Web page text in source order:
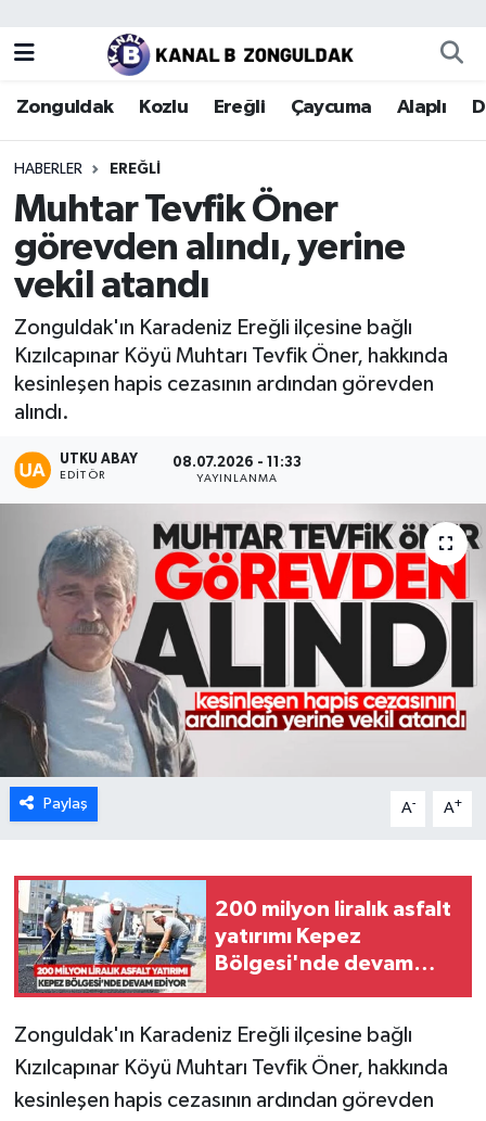
Zonguldak Kozlu Ereğli Çaycuma Alaplı
HABERLER EREĞLI
Muhtar Tevfik Öner
görevden alındı, yerine
vekil atandı
Zonguldak'ın Karadeniz Ereğli ilçesine bağlı
Kızılcapınar Köyü Muhtarı Tevfik Öner, hakkında
kesinleşen hapis cezasının ardından görevden
alındı.
UTKU ABAY
EDITÖR
08.07.2026 - 11:33
YAYINLANMA
Paylaş A- A+
200 milyon liralık asfalt
yatırımı Kepez
Bölgesi'nde devam
Zonguldak'ın Karadeniz Ereğli ilçesine bağlı
Kızılcapınar Köyü Muhtarı Tevfik Öner, hakkında
kesinleşen hapis cezasının ardından görevden
Zonguldak
Kozlu
Ereğli
Çaycuma
Alaplı
Devrek
Gökçebey
Bartın
Karabük
Spor
Ulusal
Zonguldak Nöbetçi Eczaneler
Zonguldak Hava Durumu
Zonguldak Trafik Yoğunluk Haritası
Puan Durumu ve Fikstür
Tüm Manşetler
Son Dakika Haberleri
Haber Arşivi